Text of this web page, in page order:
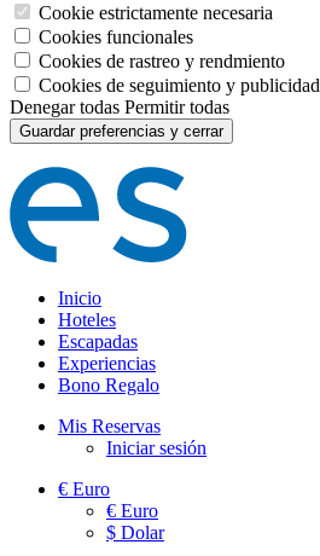
Cookie estrictamente necesaria
Cookies funcionales
Cookies de rastreo y rendmiento
Cookies de seguimiento y publicidad
Denegar todas Permitir todas
Guardar preferencias y cerrar
Inicio
Hoteles
Escapadas
Experiencias
Bono Regalo
Mis Reservas
Iniciar sesión
€ Euro
€ Euro
$ Dolar